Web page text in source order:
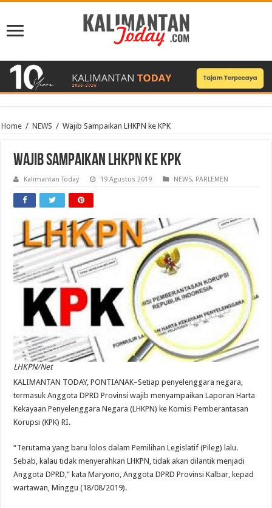
Home / NEWS / Wajib Sampaikan LHKPN ke KPK
Wajib Sampaikan LHKPN ke KPK
Kalimantan Today 19 Agustus 2019 NEWS, PARLEMEN
LHKPN/Net
KALIMANTAN TODAY, PONTIANAK–Setiap penyelenggara negara,
termasuk Anggota DPRD Provinsi wajib menyampaikan Laporan Harta
Kekayaan Penyelenggara Negara (LHKPN) ke Komisi Pemberantasan
Korupsi (KPK) RI.
“Terutama yang baru lolos dalam Pemilihan Legislatif (Pileg) lalu.
Sebab, kalau tidak menyerahkan LHKPN, tidak akan dilantik menjadi
Anggota DPRD,” kata Maryono, Anggota DPRD Provinsi Kalbar, kepad
wartawan, Minggu (18/08/2019).